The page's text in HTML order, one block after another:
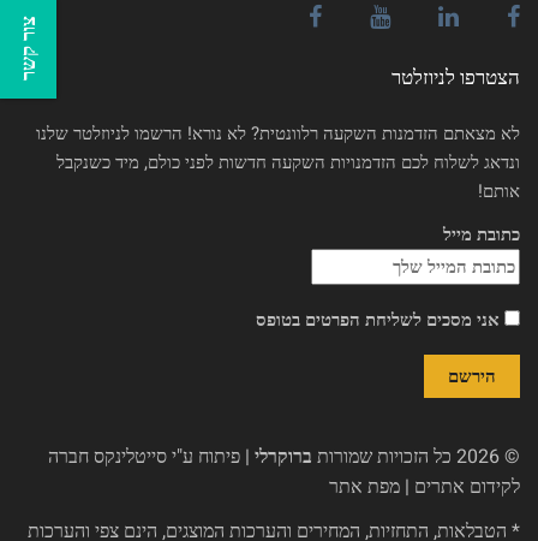
הצטרפו לניוזלטר
לא מצאתם הזדמנות השקעה רלוונטית? לא נורא! הרשמו לניוזלטר שלנו
ונדאג לשלוח לכם הזדמנויות השקעה חדשות לפני כולם, מיד כשנקבל
אותם!
כתובת מייל
אני מסכים לשליחת הפרטים בטופס
© 2026 כל הזכויות שמורות ברוקרלי | פיתוח ע"יסייטלינקס חברה
לקידום אתרים | מפת אתר
* הטבלאות, התחזיות, המחירים והערכות המוצגים, הינם צפי והערכות
צור קשר